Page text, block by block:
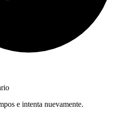
e intenta nuevamente.